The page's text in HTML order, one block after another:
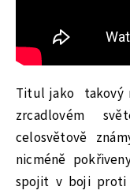
Titul jako takový
zrcadlovém
celosvětově
nicméně
spojit v boji proti